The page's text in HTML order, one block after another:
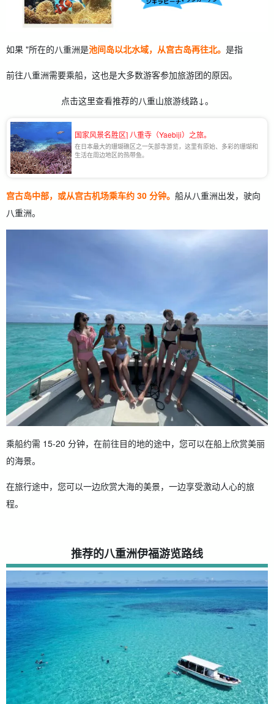
如果 "所在的八重洲是池间岛以北水域，从宫古岛再往北。 是指
前往八重洲需要乘船，这也是大多数游客参加旅游团的原因。
点击这里查看推荐的八重山旅游线路↓。
国家风景名胜区] 八重寺（Yaebiji）之旅。
在日本最大的珊瑚礁区之一矢部寺游览，这里有原始、多彩的珊瑚和
生活在周边地区的热带鱼。
宫古岛中部，或从宫古机场乘车约 30 分钟。 船从八重洲出发，驶向
八重洲。
乘船约需 15-20 分钟，在前往目的地的途中，您可以在船上欣赏美丽
的海景。
在旅行途中，您可以一边欣赏大海的美景，一边享受激动人心的旅
程。
推荐的八重洲伊福游览路线